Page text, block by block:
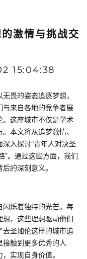
激情与挑战交
15:04:38
畏的姿态追逐梦想，
来自各地的竞争者展
这座城市不仅是学术
本文将从追梦激情、
入探讨“青年人对决圣
”。通过这些方面，我们
的深刻意义。
烁着独特的光芒。每
，这些理想驱动他们
圣加伦这样的城市追
触到更多优秀的人
实现自身价值。